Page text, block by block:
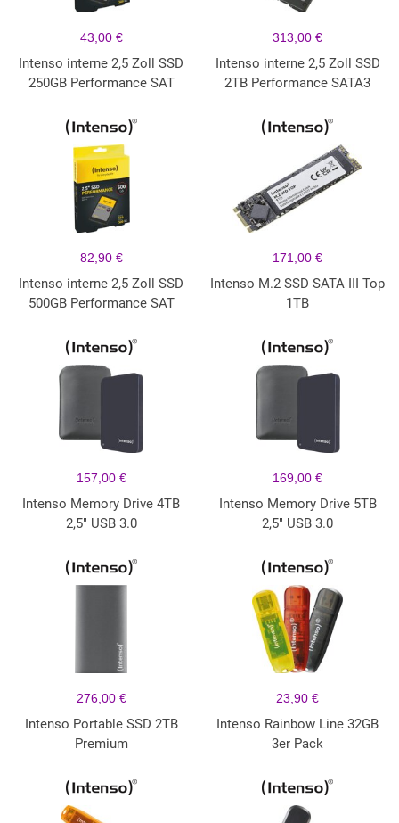
43,00 €
Intenso interne 2,5 Zoll SSD
250GB Performance SAT
313,00 €
Intenso interne 2,5 Zoll SSD
2TB Performance SATA3
82,90 €
Intenso interne 2,5 Zoll SSD
500GB Performance SAT
171,00 €
Intenso M.2 SSD SATA III Top
1TB
157,00 €
Intenso Memory Drive 4TB
2,5" USB 3.0
169,00 €
Intenso Memory Drive 5TB
2,5" USB 3.0
276,00 €
Intenso Portable SSD 2TB
Premium
23,90 €
Intenso Rainbow Line 32GB
3er Pack